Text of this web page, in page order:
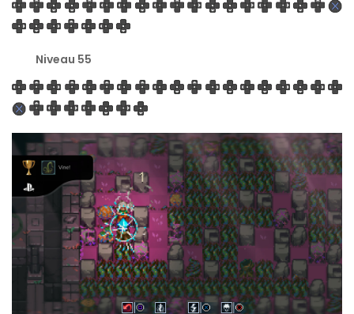
Niveau 55